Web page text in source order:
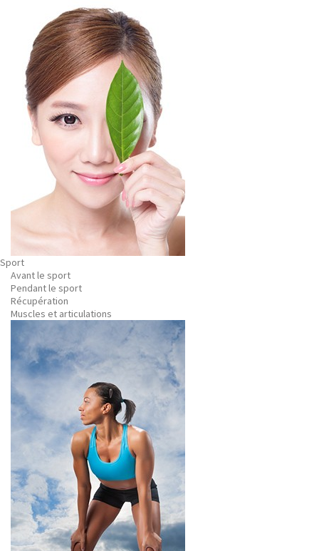
Sport
Avant le sport
Pendant le sport
Récupération
Muscles et articulations